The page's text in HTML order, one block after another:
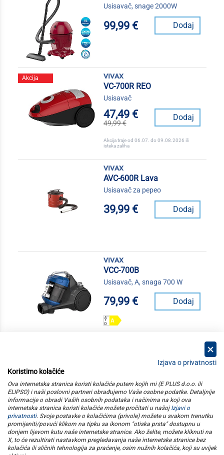
Usisavač, snage 2000W
99,99 € Dodaj
Akcija
vivax
VC-700R REO
Usisavač
47,49 €
49,99 €
Dodaj
Akcija traje od 06.07. do 09.08.2026 ili
isteka zaliha
vivax
AVC-600R Lava
Usisavač za pepeo
39,99 € Dodaj
vivax
VCC-700B
Usisavač, A, snaga 700 W
79,99 € Dodaj
kategorije
elipso
informacije
Izjava o privatnosti
Koristimo kolačiće
Ova internetska stranica koristi kolačiće putem kojih mi (E PLUS d.o.o. ili
ELIPSO) i naši poslovni partneri obrađujemo Vaše osobne podatke. Detaljnije
informacije o obradi Vaših osobnih podataka i načinima na koji ova
internetska stranica koristi kolačiće možete pročitati u našoj Izjavi o
privatnosti. Svoje postavke o kolačićima (privole) možete u svakom trenutku
promijeniti/povući klikom na tipku sa ikonom "otiska prsta" dostupnu u
donjem lijevom kutu naše internetske stranice. Ako želite, možete kliknuti na
X, to će rezultirati nastavkom pregledavanja naše internetske stranice bez
kolačića ili sličnih tehnologija za praćenje, osim nužnih kolačića, koji su uvijek